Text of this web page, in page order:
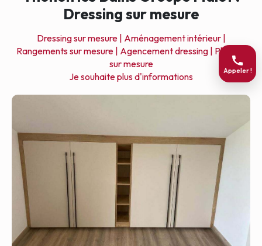
Dressing sur mesure
Dressing sur mesure | Aménagement intérieur |
Rangements sur mesure | Agencement dressing | Placard
sur mesure
Je souhaite plus d'informations
Appeler !